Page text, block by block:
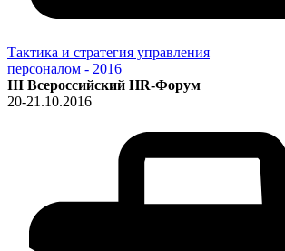
Тактика и стратегия управления
персоналом - 2016
III Всероссийский HR-Форум
20-21.10.2016